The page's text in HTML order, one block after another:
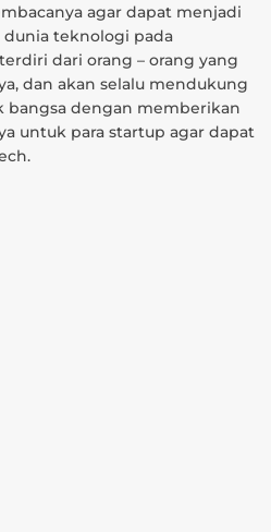
agar dapat menjadi
teknologi pada
dari orang – orang yang
dan akan selalu mendukung
bangsa dengan memberikan
untuk para startup agar dapat